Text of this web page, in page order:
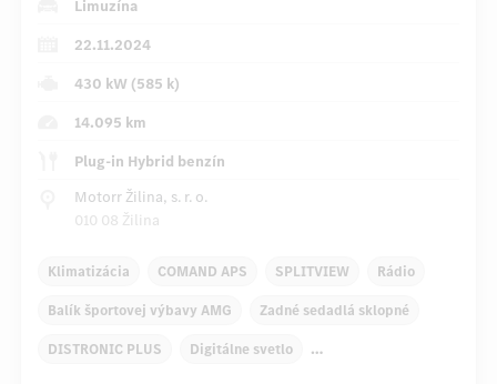
Limuzína
22.11.2024
430 kW (585 k)
14.095 km
Plug-in Hybrid benzín
Motorr Žilina, s. r. o.
010 08 Žilina
Klimatizácia COMAND APS SPLITVIEW Rádio
Balík športovej výbavy AMG Zadné sedadlá sklopné
DISTRONIC PLUS Digitálne svetlo